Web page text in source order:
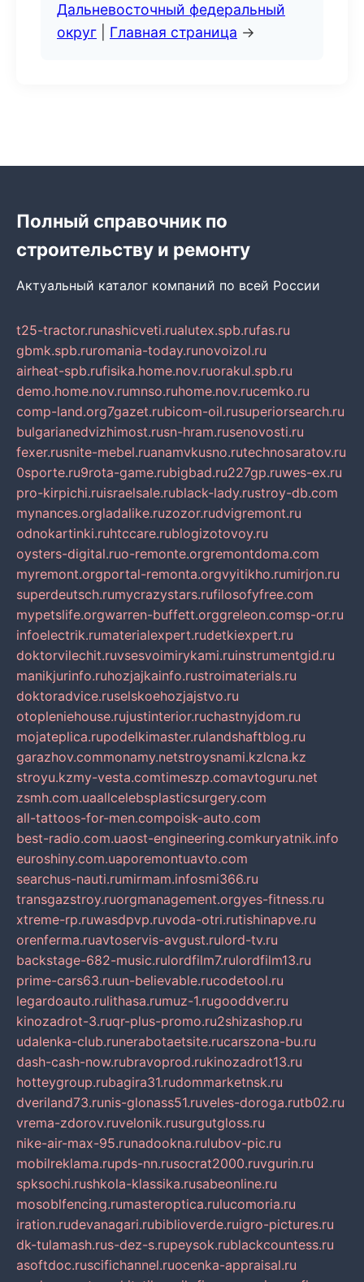
Дальневосточный федеральный
округ
Главная страница →
Полный справочник по
строительству и ремонту
Актуальный каталог компаний по всей России
t25-tractor.runashicveti.rualutex.spb.rufas.ru
gbmk.spb.ruromania-today.runovoizol.ru
airheat-spb.rufisika.home.nov.ruorakul.spb.ru
demo.home.nov.rumnso.ruhome.nov.rucemko.ru
comp-land.org7gazet.rubicom-oil.rusuperiorsearch.ru
bulgarianedvizhimost.rusn-hram.rusenovosti.ru
fexer.rusnite-mebel.ruanamvkusno.rutechnosaratov.ru
0sporte.ru9rota-game.rubigbad.ru227gp.ruwes-ex.ru
pro-kirpichi.ruisraelsale.rublack-lady.rustroy-db.com
mynances.orgladalike.ruzozor.rudvigremont.ru
odnokartinki.ruhtccare.rublogizotovoy.ru
oysters-digital.ruo-remonte.orgremontdoma.com
myremont.orgportal-remonta.orgvyitikho.rumirjon.ru
superdeutsch.rumycrazystars.rufilosofyfree.com
mypetslife.orgwarren-buffett.orggreleon.comsp-or.ru
infoelectrik.rumaterialexpert.rudetkiexpert.ru
doktorvilechit.ruvsesvoimirykami.ruinstrumentgid.ru
manikjurinfo.ruhozjajkainfo.rustroimaterials.ru
doktoradvice.ruselskoehozjajstvo.ru
otopleniehouse.rujustinterior.ruchastnyjdom.ru
mojateplica.rupodelkimaster.rulandshaftblog.ru
garazhov.commonamy.netstroysnami.kzlcna.kz
stroyu.kzmy-vesta.comtimeszp.comavtoguru.net
zsmh.com.uaallcelebsplasticsurgery.com
all-tattoos-for-men.compoisk-auto.com
best-radio.com.uaost-engineering.comkuryatnik.info
euroshiny.com.uaporemontuavto.com
searchus-nauti.rumirmam.infosmi366.ru
transgazstroy.ruorgmanagement.orgyes-fitness.ru
xtreme-rp.ruwasdpvp.ruvoda-otri.rutishinapve.ru
orenferma.ruavtoservis-avgust.rulord-tv.ru
backstage-682-music.rulordfilm7.rulordfilm13.ru
prime-cars63.ruun-believable.rucodetool.ru
legardoauto.rulithasa.rumuz-1.rugooddver.ru
kinozadrot-3.ruqr-plus-promo.ru2shizashop.ru
udalenka-club.runerabotaetsite.rucarszona-bu.ru
dash-cash-now.rubravoprod.rukinozadrot13.ru
hotteygroup.rubagira31.rudommarketnsk.ru
dveriland73.runis-glonass51.ruveles-doroga.rutb02.ru
vrema-zdorov.ruvelonik.rusurgutgloss.ru
nike-air-max-95.runadookna.rulubov-pic.ru
mobilreklama.rupds-nn.rusocrat2000.ruvgurin.ru
spksochi.rushkola-klassika.rusabeonline.ru
mosoblfencing.rumasteroptica.rulucomoria.ru
iration.rudevanagari.rubiblioverde.ruigro-pictures.ru
dk-tulamash.rus-dez-s.rupeysok.rublackcountess.ru
asoftdoc.ruscifichannel.ruocenka-appraisal.ru